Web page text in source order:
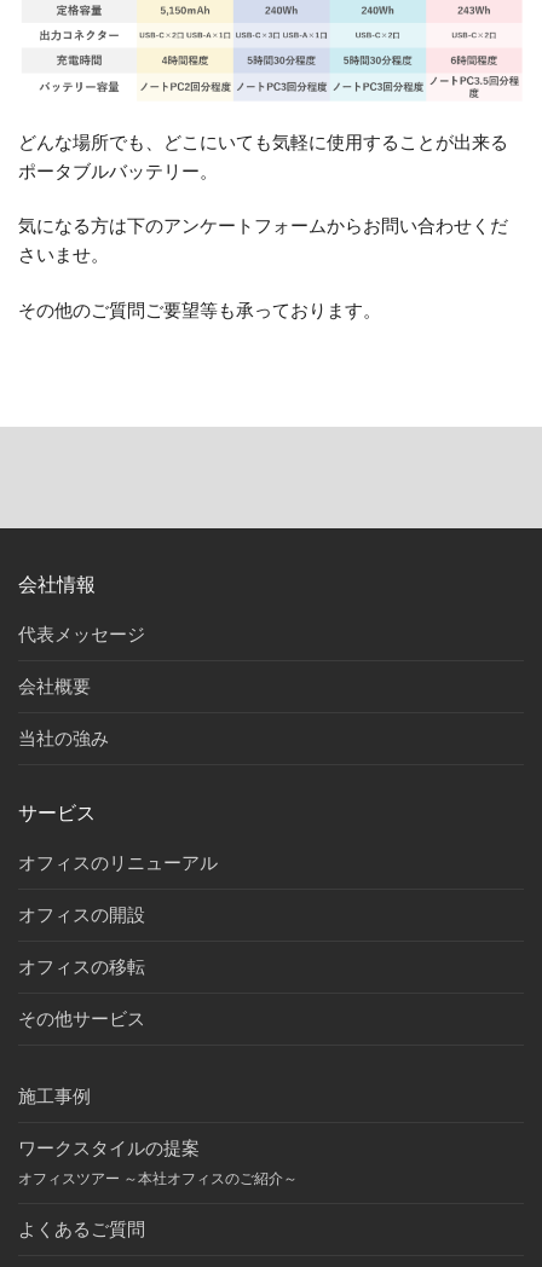
どんな場所でも、どこにいても気軽に使用することが出来る
ポータブルバッテリー。
気になる方は下のアンケートフォームからお問い合わせくだ
さいませ。
その他のご質問ご要望等も承っております。
会社情報
代表メッセージ
会社概要
当社の強み
サービス
オフィスのリニューアル
オフィスの開設
オフィスの移転
その他サービス
施工事例
ワークスタイルの提案
オフィスツアー ～本社オフィスのご紹介～
よくあるご質問